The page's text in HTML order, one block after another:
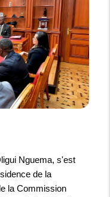
Nguema, s'est
de la
la Commission